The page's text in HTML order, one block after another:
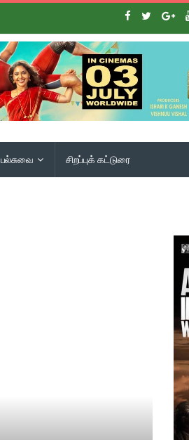
பல்சுவை சிறப்புக் கட்டுரை